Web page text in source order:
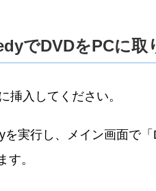
でDVDをPCに取
挿入してください。
実行し、メイン画面で
す。